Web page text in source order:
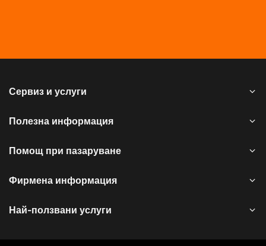
Сервиз и услуги
Полезна информация
Помощ при пазаруване
Фирмена информация
Най-ползвани услуги